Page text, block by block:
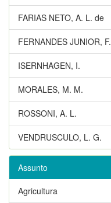
FARIAS NETO, A. L. de
FERNANDES JUNIOR, F.
ISERNHAGEN, I.
MORALES, M. M.
ROSSONI, A. L.
VENDRUSCULO, L. G.
Assunto
Agricultura